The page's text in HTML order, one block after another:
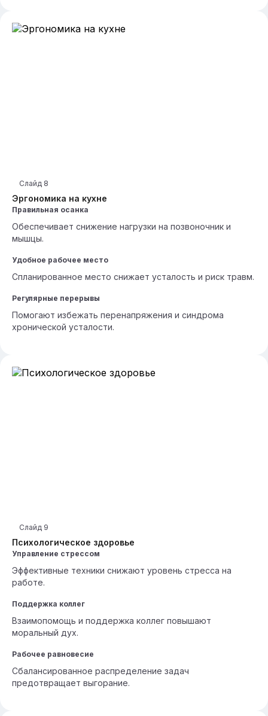
Эргономика на кухне
Слайд 8
Правильная осанка
Обеспечивает снижение нагрузки на позвоночник и
мышцы.
Удобное рабочее место
Спланированное место снижает усталость и риск травм.
Регулярные перерывы
Помогают избежать перенапряжения и синдрома
хронической усталости.
Психологическое здоровье
Слайд 9
Управление стрессом
Эффективные техники снижают уровень стресса на
работе.
Поддержка коллег
Взаимопомощь и поддержка коллег повышают
моральный дух.
Рабочее равновесие
Сбалансированное распределение задач
предотвращает выгорание.